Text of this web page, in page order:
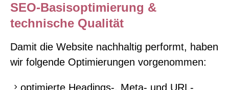
SEO-Basisoptimierung &
technische Qualität
Damit die Website nachhaltig performt, haben
wir folgende Optimierungen vorgenommen:
optimierte Headings-, Meta- und URL-